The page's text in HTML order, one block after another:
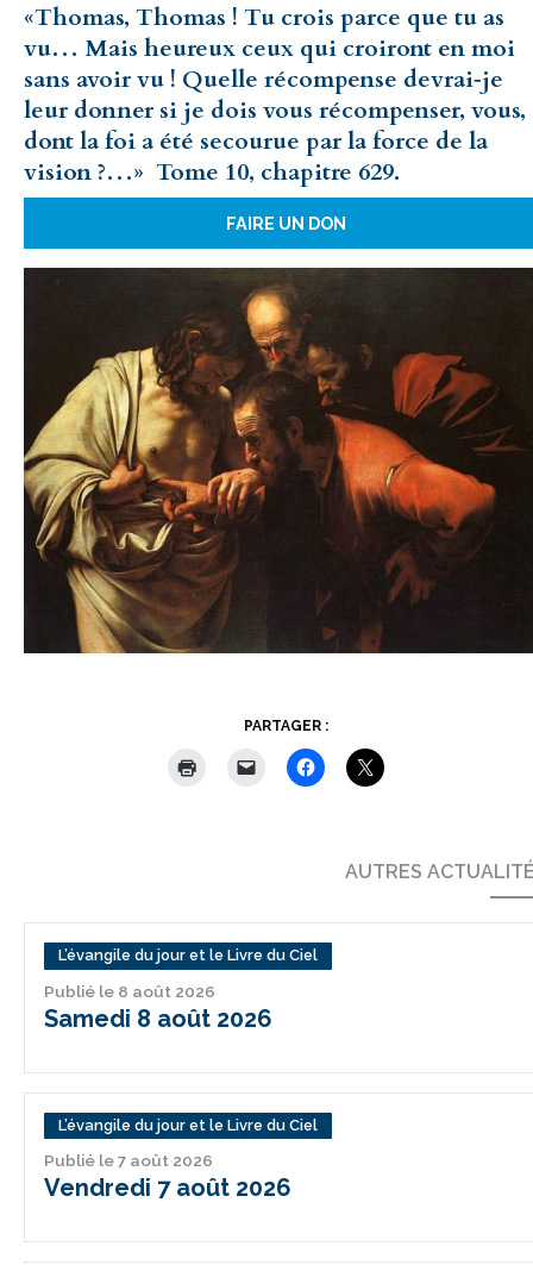
«Thomas, Thomas ! Tu crois parce que tu as
vu… Mais heureux ceux qui croiront en moi
sans avoir vu ! Quelle récompense devrai‑je
leur donner si je dois vous récompenser, vous,
dont la foi a été secourue par la force de la
vision ?…» Tome 10, chapitre 629.
FAIRE UN DON
PARTAGER :
AUTRES
L’évangile du jour et le Livre du Ciel
Publié le 8 août 2026
Samedi 8 août 2026
L’évangile du jour et le Livre du Ciel
Publié le 7 août 2026
Vendredi 7 août 2026